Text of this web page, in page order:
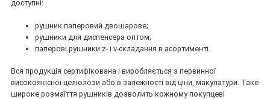
доступні:
рушник паперовий двошарове;
рушники для диспенсера оптом;
паперові рушники z- і v-складання в асортименті.
Вся продукція сертифікована і виробляється з первинної
високоякісної целюлози або в залежності від ціни, макулатури. Таке
широке розмаїття рушників дозволить кожному покупцеві